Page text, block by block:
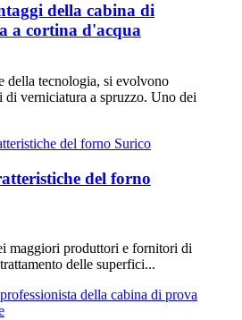
della cabina di
a cortina d'acqua
della tecnologia, si evolvono
di verniciatura a spruzzo. Uno dei
del forno
maggiori produttori e fornitori di
delle superfici...